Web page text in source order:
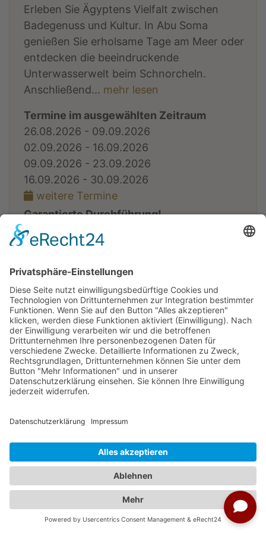
Erleben Sie Ägyptens Vielfalt zwischen
Badegenuss und Kultur. In Abu Soma
genießen Sie erholsame Tage am Meer oder
entdecken die beeindruckende
Unterwasserwelt beim Schnorcheln.
Anschließend... mehr lesen
Termine im ausgewählten Zeitraum
26.08.2026 - 09.09.2026
02.09.2026 - 16.09.2026
09.09.2026 - 23.09.2026
16.09.2026 - 30.09.2026
weitere Termine
Garantierte Durchführung!
Reisedetails